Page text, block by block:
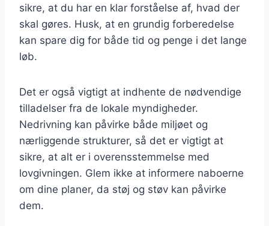
sikre, at du har en klar forståelse af, hvad der
skal gøres. Husk, at en grundig forberedelse
kan spare dig for både tid og penge i det lange
løb.
Det er også vigtigt at indhente de nødvendige
tilladelser fra de lokale myndigheder.
Nedrivning kan påvirke både miljøet og
nærliggende strukturer, så det er vigtigt at
sikre, at alt er i overensstemmelse med
lovgivningen. Glem ikke at informere naboerne
om dine planer, da støj og støv kan påvirke
dem.